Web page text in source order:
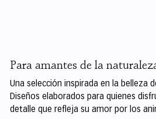
Para amantes de la
Una selección inspirada en la belleza
Diseños elaborados para quienes
detalle que refleja su amor por los